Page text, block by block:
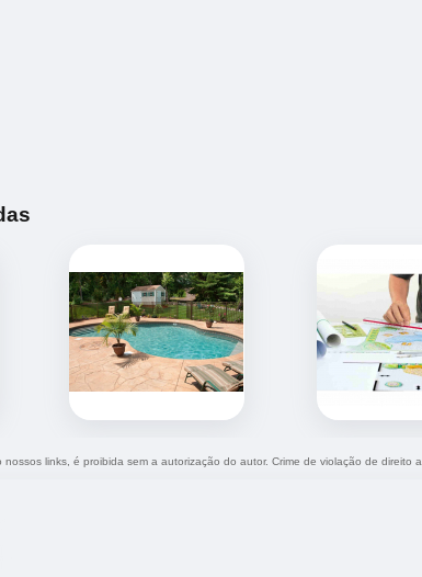
links, é proibida sem a autorização do autor. Crime de violação de direito